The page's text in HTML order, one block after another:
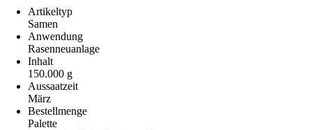
Artikeltyp
Samen
Anwendung
Rasenneuanlage
Inhalt
150.000 g
Aussaatzeit
März
Bestellmenge
Palette